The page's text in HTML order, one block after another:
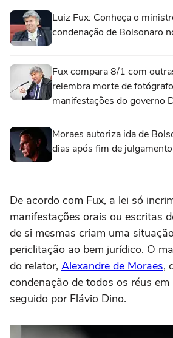
Luiz Fux: Conheça o
condenação de Bolsonaro
Fux compara 8/1 com
relembra morte de
manifestações do governo
Moraes autoriza ida de
dias após fim de julgamento
De acordo com Fux, a lei só
manifestações orais ou escritas
de si mesmas criam uma
periclitação ao bem jurídico. O
do relator, Alexandre de Moraes,
condenação de todos os réus
seguido por Flávio Dino.